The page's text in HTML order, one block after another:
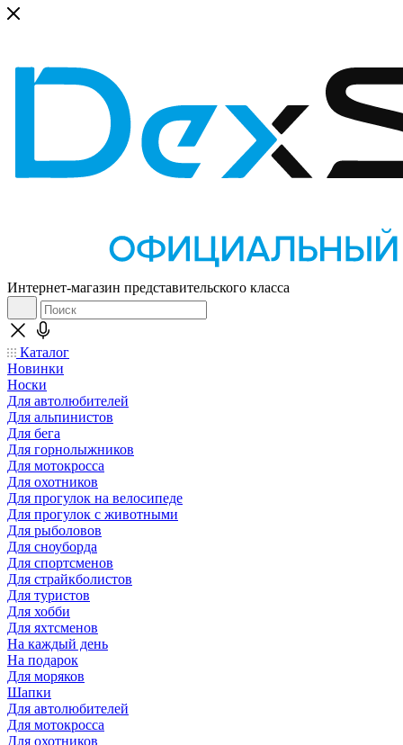
Интернет-магазин представительского класса
Каталог
Новинки
Носки
Для автолюбителей
Для альпинистов
Для бега
Для горнолыжников
Для мотокросса
Для охотников
Для прогулок на велосипеде
Для прогулок с животными
Для рыболовов
Для сноуборда
Для спортсменов
Для страйкболистов
Для туристов
Для хобби
Для яхтсменов
На каждый день
На подарок
Для моряков
Шапки
Для автолюбителей
Для мотокросса
Для охотников